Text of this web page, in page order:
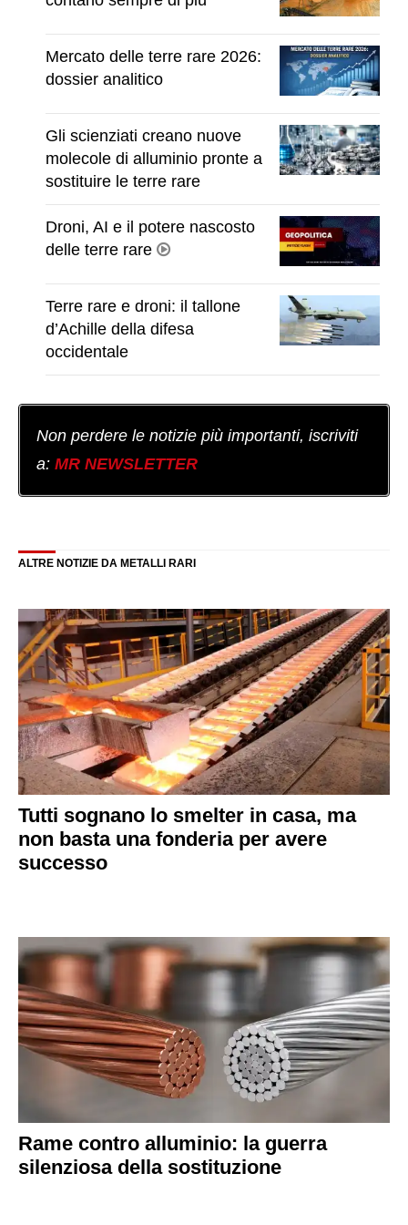
Mercato delle terre rare 2026:
dossier analitico
Gli scienziati creano nuove
molecole di alluminio pronte a
sostituire le terre rare
Droni, AI e il potere nascosto
delle terre rare
Terre rare e droni: il tallone
d’Achille della difesa
occidentale
Non perdere le notizie più importanti, iscriviti
a: MR NEWSLETTER
ALTRE NOTIZIE DA METALLI RARI
Tutti sognano lo smelter in casa, ma
non basta una fonderia per avere
successo
Rame contro alluminio: la guerra
silenziosa della sostituzione